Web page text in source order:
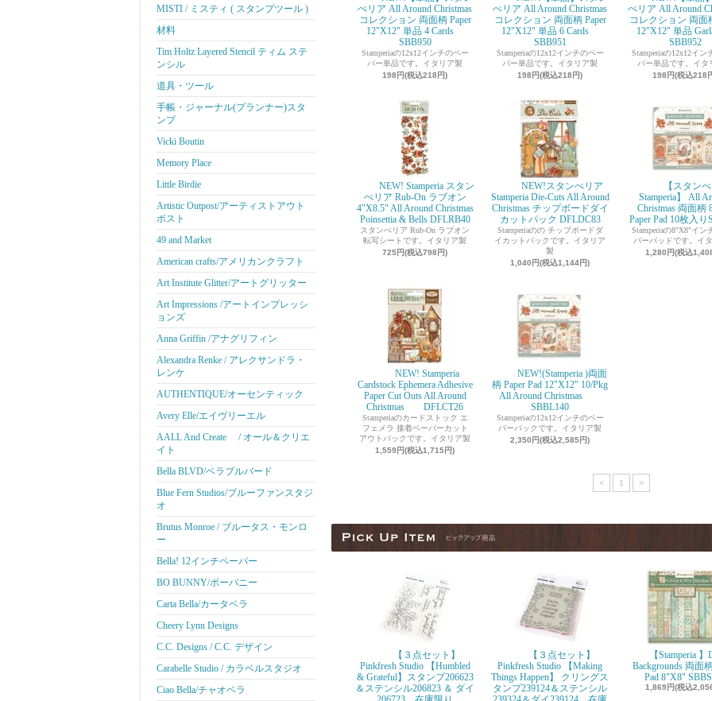
MISTI / ミスティ ( スタンプツール )
材料
Tim Holtz Layered Stencil ティム ステ
ンシル
道具・ツール
手帳・ジャーナル(プランナー)スタ
ンプ
Vicki Boutin
Memory Place
Little Birdie
Artistic Outpost/アーティストアウト
ポスト
49 and Market
American crafts/アメリカンクラフト
Art Institute Glitter/アートグリッター
Art Impressions /アートインプレッシ
ョンズ
Anna Griffin /アナグリフィン
Alexandra Renke / アレクサンドラ・
レンケ
AUTHENTIQUE/オーセンティック
Avery Elle/エイヴリーエル
AALL And Create / オール＆クリエ
イト
Bella BLVD/ベラブルバード
Blue Fern Studios/ブルーファンスタジ
オ
Brutus Monroe / ブルータス・モンロ
ー
Bella! 12インチペーパー
BO BUNNY/ボーバニー
Carta Bella/カータベラ
Cheery Lynn Designs
C.C. Designs / C.C. デザイン
Carabelle Studio / カラベルスタジオ
Ciao Bella/チャオベラ
ぺリア All Around Christmas
コレクション 両面柄 Paper
12"X12" 単品 4 Cards
SBB950
Stamperiaの12x12インチのペー
パー単品です。イタリア製
198円(税込218円)
ぺリア All Around Christmas
コレクション 両面柄 Paper
12"X12" 単品 6 Cards
SBB951
Stamperiaの12x12インチのペー
パー単品です。イタリア製
198円(税込218円)
ぺリア All Around
コレクション 両面
12"X12" 単品
SBB952
Stamperiaの12x12イン
パー単品です。イタ
198円(税込218
NEW! Stamperia スタン
ぺリア Rub-On ラブオン
4"X8.5" All Around Christmas
Poinsettia & Bells DFLRB40
スタンぺリア Rub-On ラブオン
転写シートです。イタリア製
725円(税込798円)
NEW!スタンぺリア
Stamperia Die-Cuts All Around
Christmas チップボードダイ
カットパック DFLDC83
Stamperiaのの チップボードダ
イカットパックです。イタリア
製
1,040円(税込1,144円)
【スタン
Stamperia】 All
Christmas 両面柄
Paper Pad 10枚入り
Stamperiaの8"X8"イン
パーパッドです。イ
1,280円(税込
NEW! Stamperia
Cardstock Ephemera Adhesive
Paper Cut Outs All Around
Christmas DFLCT26
Stamperiaのカードストック エ
フェメラ 接着ペーパーカット
アウトパックです。イタリア製
1,559円(税込1,715円)
NEW!(Stamperia )両面
柄 Paper Pad 12"X12" 10/Pkg
All Around Christmas
SBBL140
Stamperiaの12x12インチのペー
パーパックです。イタリア製
2,350円(税込2,585円)
< 1 >
【３点セット】
Pinkfresh Studio 【Humbled
& Grateful】スタンプ206623
＆ステンシル206823 ＆ ダイ
【３点セット】
Pinkfresh Studio 【Making
Things Happen】 クリングス
タンプ239124＆ステンシル
【Stamperia
Backgrounds 両面
Pad 8"X8"
1,869円(税込